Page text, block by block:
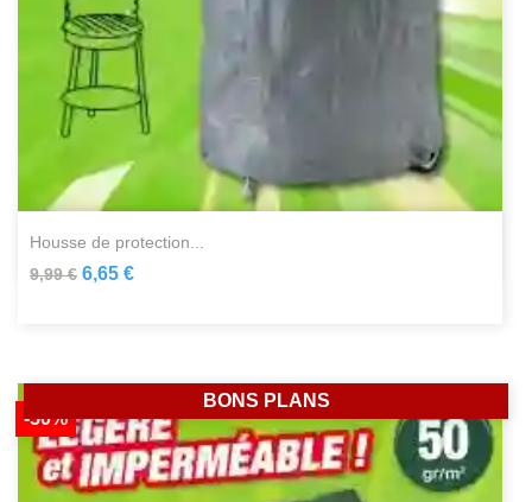
housse de protection...
9,99 € 6,65 €
-50%
BONS PLANS